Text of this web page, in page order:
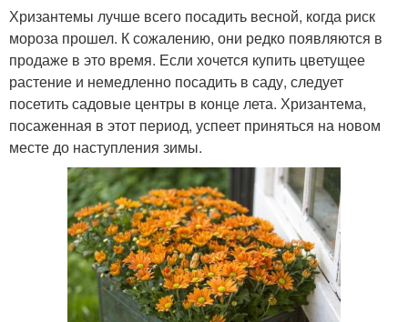
Хризантемы лучше всего посадить весной, когда риск
мороза прошел. К сожалению, они редко появляются в
продаже в это время. Если хочется купить цветущее
растение и немедленно посадить в саду, следует
посетить садовые центры в конце лета. Хризантема,
посаженная в этот период, успеет приняться на новом
месте до наступления зимы.